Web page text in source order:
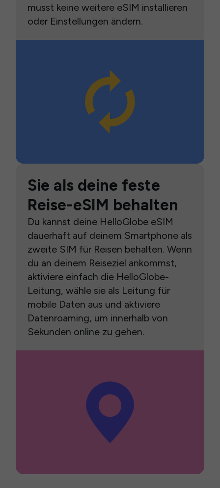
musst keine weitere eSIM installieren
oder Einstellungen ändern.
Sie als deine feste
Reise-eSIM behalten
Du kannst deine HelloGlobe eSIM
dauerhaft auf deinem Smartphone als
zweite SIM für Reisen behalten. Wenn
du an deinem Reiseziel ankommst,
aktiviere einfach die HelloGlobe-
Leitung, wähle sie als Leitung für
mobile Daten aus und aktiviere
Datenroaming, um innerhalb von
Sekunden online zu gehen.